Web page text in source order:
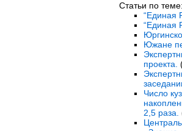
Статьи по теме:
“Единая
“Единая
Южане
проекта.
Число
2,5 раза.